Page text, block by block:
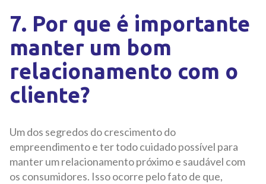
7. Por que é importante
manter um bom
relacionamento com o
cliente?
Um dos segredos do crescimento do
empreendimento e ter todo cuidado possível para
manter um relacionamento próximo e saudável com
os consumidores. Isso ocorre pelo fato de que,